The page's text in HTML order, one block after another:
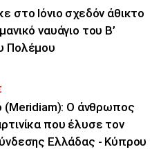
στο Ιόνιο σχεδόν άθικτο
ναυάγιο του Β’
Πολέμου
(Meridiam): Ο άνθρωπος
που έλυσε τον
Ελλάδας - Κύπρου